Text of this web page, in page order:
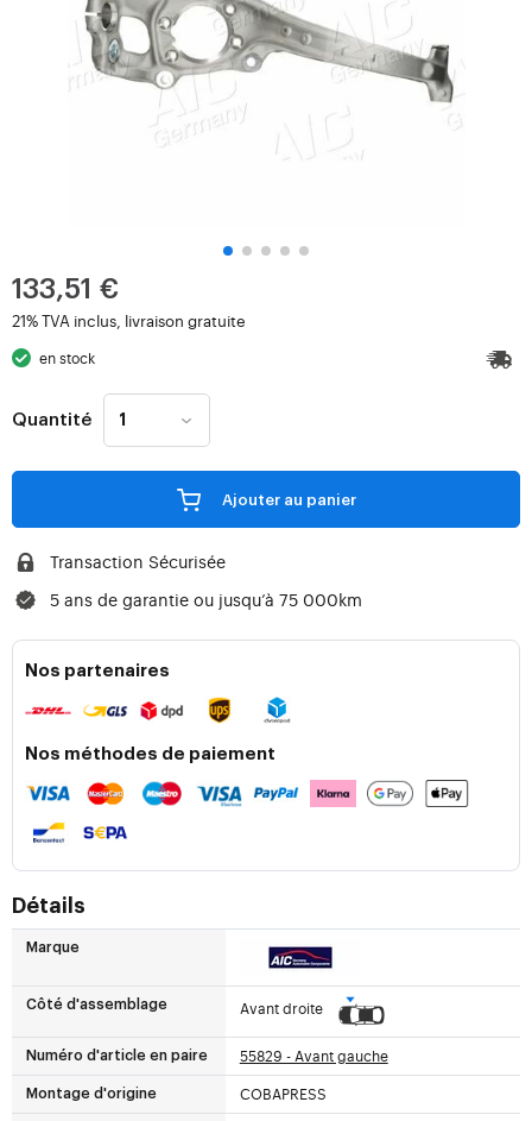
133,51 €
21% TVA inclus, livraison gratuite
en stock
Quantité
Ajouter au panier
Transaction Sécurisée
5 ans de garantie ou jusqu’à 75 000km
Nos partenaires
Nos méthodes de paiement
Détails
Marque
Côté d'assemblage Avant droite
Numéro d'article en paire 55829 - Avant gauche
Montage d'origine COBAPRESS